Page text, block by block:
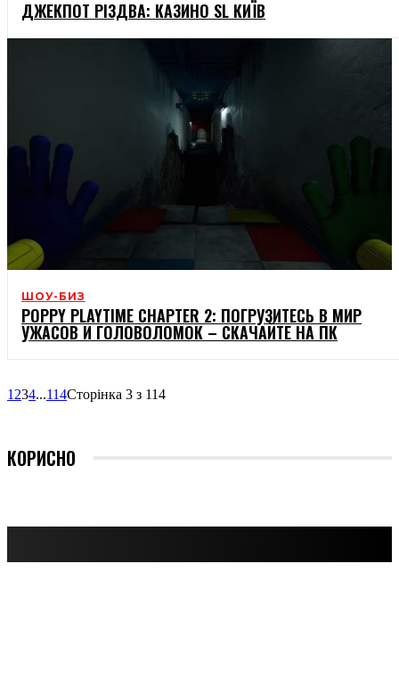
ДЖЕКПОТ РІЗДВА: КАЗИНО SL КИЇВ
ШОУ-БИЗ
POPPY PLAYTIME CHAPTER 2: ПОГРУЗИТЕСЬ В МИР
УЖАСОВ И ГОЛОВОЛОМОК – СКАЧАЙТЕ НА ПК
1 234...114Сторінка 3 з 114
КОРИСНО